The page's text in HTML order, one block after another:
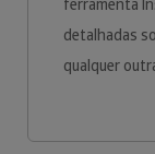
ferramenta
detalhadas
qualquer